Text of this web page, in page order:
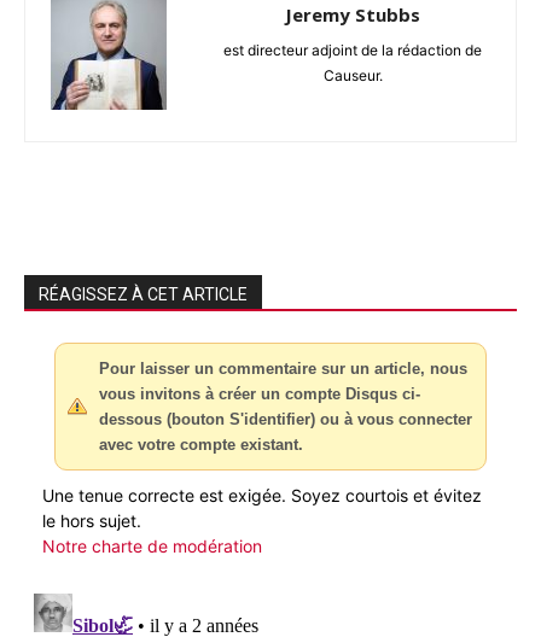
Jeremy Stubbs
est directeur adjoint de la rédaction de
Causeur.
RÉAGISSEZ À CET ARTICLE
Pour laisser un commentaire sur un article, nous
vous invitons à créer un compte Disqus ci-
dessous (bouton S'identifier) ou à vous connecter
avec votre compte existant.
Une tenue correcte est exigée. Soyez courtois et évitez
le hors sujet.
Notre charte de modération